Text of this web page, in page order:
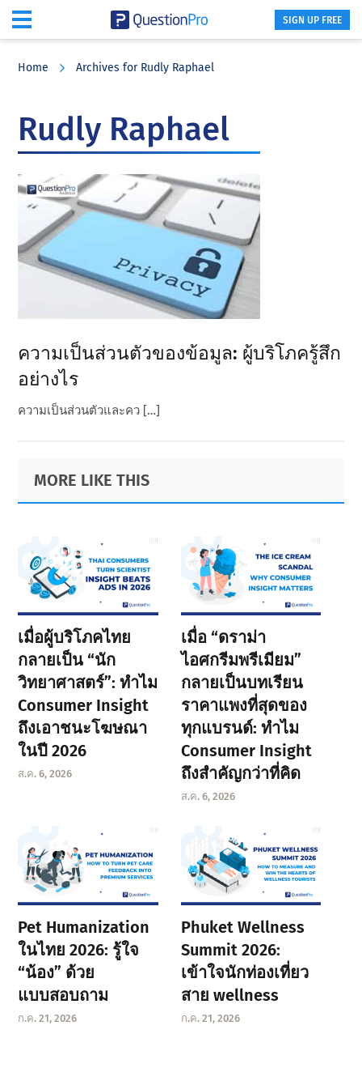
SIGN UP FREE
Home Archives for Rudly Raphael
Rudly Raphael
ความเป็นส่วนตัวของข้อมูล: ผู้บริโภครู้สึก
อย่างไร
ความเป็นส่วนตัวและคว […]
Primary
Sidebar
Footer
MORE LIKE THIS
เมื่อผู้บริโภคไทย
กลายเป็น “นัก
วิทยาศาสตร์”: ทำไม
Consumer Insight
ถึงเอาชนะโฆษณา
ในปี 2026
ส.ค. 6, 2026
เมื่อ “ดราม่า
ไอศกรีมพรีเมียม”
กลายเป็นบทเรียน
ราคาแพงที่สุดของ
ทุกแบรนด์: ทำไม
Consumer Insight
ถึงสำคัญกว่าที่คิด
ส.ค. 6, 2026
Pet Humanization
ในไทย 2026: รู้ใจ
“น้อง” ด้วย
แบบสอบถาม
ก.ค. 21, 2026
Phuket Wellness
Summit 2026:
เข้าใจนักท่องเที่ยว
สาย wellness
ก.ค. 21, 2026